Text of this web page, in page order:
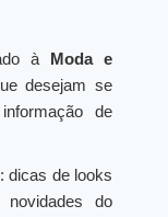
à Moda e
desejam se
de
dicas de looks
novidades do